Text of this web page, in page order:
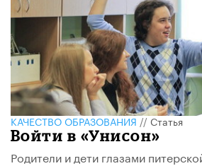
КАЧЕСТВО ОБРАЗОВАНИЯ//Статья
Войти в «Унисон»
Родители и дети глазами